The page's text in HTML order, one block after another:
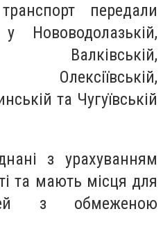
передали
Нововодолазькій,
Валківській,
Олексіївській,
та Чугуївській
з урахуванням
та мають місця для
з обмеженою